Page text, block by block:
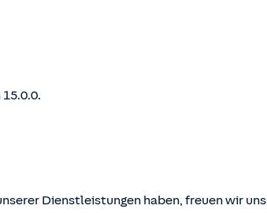
Dienstleistungen haben, freuen wir uns